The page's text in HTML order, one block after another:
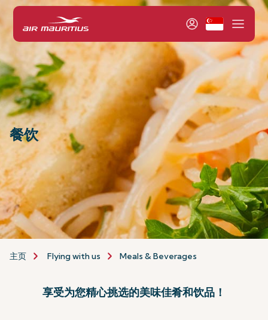
餐饮
主页 Flying with us Meals & Beverages
享受为您精心挑选的美味佳肴和饮品！